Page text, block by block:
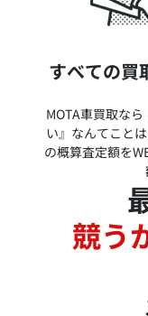
すべての買
MOTA車買取な
い』なんてこと
の概算査定額を
競う